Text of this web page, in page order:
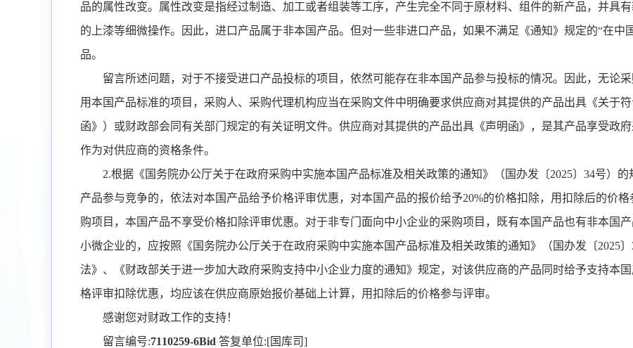
品的属性改变。属性改变是指经过制造、加工或者组装等工序，产生完全不同于原材料、组件的新产品，并具
的上漆等细微操作。因此，进口产品属于非本国产品。但对一些非进口产品，如果不满足《通知》规定的“在中
品。
留言所述问题，对于不接受进口产品投标的项目，依然可能存在非本国产品参与投标的情况。因此，无论
用本国产品标准的项目，采购人、采购代理机构应当在采购文件中明确要求供应商对其提供的产品出具《关于
函》）或财政部会同有关部门规定的有关证明文件。供应商对其提供的产品出具《声明函》，是其产品享受政
作为对供应商的资格条件。
2.根据《国务院办公厅关于在政府采购中实施本国产品标准及相关政策的通知》（国办发〔2025〕 34号）的
产品参与竞争的，依法对本国产品给予价格评审优惠，对本国产品的报价给予20%的价格扣除，用扣除后的价
购项目，本国产品不享受价格扣除评审优惠。对于非专门面向中小企业的采购项目，既有本国产品也有非本国
小微企业的，应按照《国务院办公厅关于在政府采购中实施本国产品标准及相关政策的通知》（国办发〔2025〕
法》、《财政部关于进一步加大政府采购支持中小企业力度的通知》规定，对该供应商的产品同时给予支持本
格评审扣除优惠，均应该在供应商原始报价基础上计算，用扣除后的价格参与评审。
感谢您对财政工作的支持！
留言编号:7110259-6Bid 答复单位:[国库司]